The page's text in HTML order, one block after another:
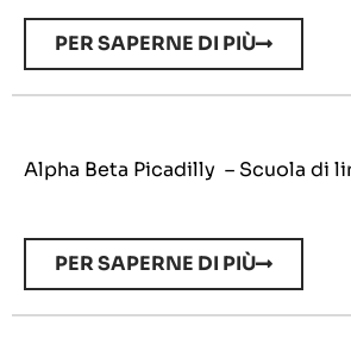
PER SAPERNE DI PIÙ
Alpha Beta Picadilly – Scuola di
PER SAPERNE DI PIÙ